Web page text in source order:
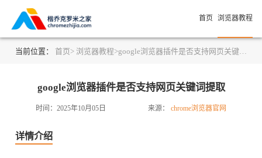
首页 浏览器教程
当前位置： 首页> 浏览器教程>google浏览器插件是否支持网页关键词提取
google浏览器插件是否支持网页关键词提取
时间：2025年10月05日 来源： chrome浏览器官网
详情介绍